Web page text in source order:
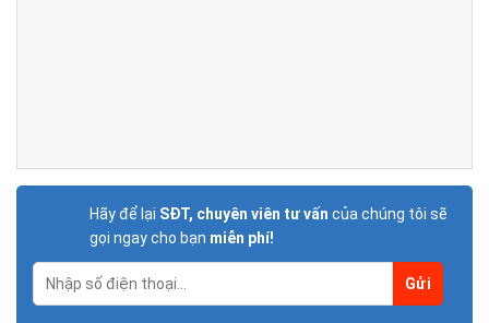
Hãy để lại SĐT, chuyên viên tư vấn của chúng tôi sẽ
gọi ngay cho bạn miễn phí!